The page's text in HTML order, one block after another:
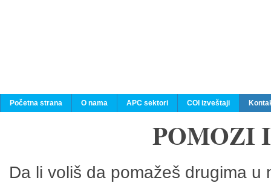
Početna strana O nama APC sektori COI izveštaji
POMOZI
Da li voliš da pomažeš drugima